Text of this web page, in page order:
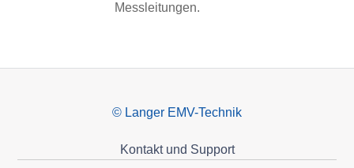
Messleitungen.
© Langer EMV-Technik
Kontakt und Support